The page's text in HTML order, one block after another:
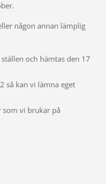
någon annan lämplig
och hämtas den 17
så kan vi lämna eget
som vi brukar på